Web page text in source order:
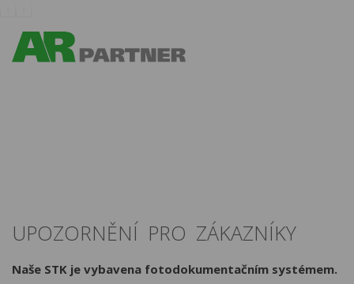
UPOZORNĚNÍ PRO ZÁKAZNÍKY
Naše STK je vybavena fotodokumentačním systémem.